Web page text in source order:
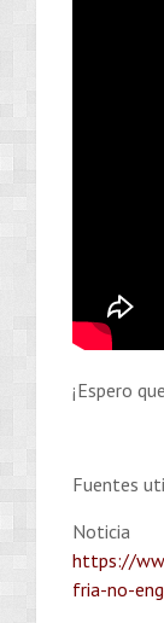
¡Espero
Fuentes
https://
fria-no-